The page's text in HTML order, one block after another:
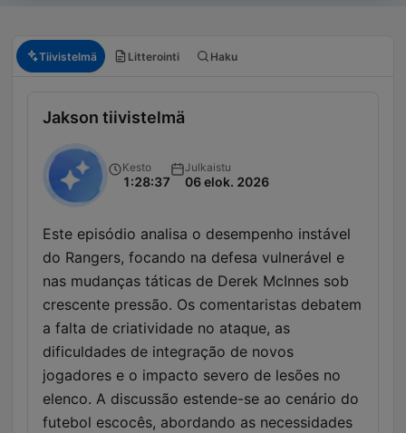
Tiivistelmä Litterointi Haku
Jakson tiivistelmä
Kesto
1:28:37
Julkaistu
06 elok. 2026
Este episódio analisa o desempenho instável
do Rangers, focando na defesa vulnerável e
nas mudanças táticas de Derek McInnes sob
crescente pressão. Os comentaristas debatem
a falta de criatividade no ataque, as
dificuldades de integração de novos
jogadores e o impacto severo de lesões no
elenco. A discussão estende-se ao cenário do
futebol escocês, abordando as necessidades